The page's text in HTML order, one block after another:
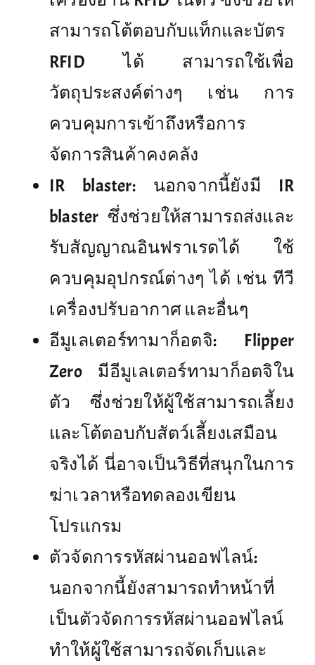
สามารถโต้ตอบกับแท็กและบัตร
RFID ได้ สามารถใช้เพื่อ
วัตถุประสงค์ต่างๆ เช่น การ
ควบคุมการเข้าถึงหรือการ
จัดการสินค้าคงคลัง
IR blaster: นอกจากนี้ยังมี IR
blaster ซึ่งช่วยให้สามารถส่งและ
รับสัญญาณอินฟราเรดได้ ใช้
ควบคุมอุปกรณ์ต่างๆ ได้ เช่น ทีวี
เครื่องปรับอากาศ และอื่นๆ
อีมูเลเตอร์ทามาก็อตจิ: Flipper
Zero มีอีมูเลเตอร์ทามาก็อตจิใน
ตัว ซึ่งช่วยให้ผู้ใช้สามารถเลี้ยง
และโต้ตอบกับสัตว์เลี้ยงเสมือน
จริงได้ นี่อาจเป็นวิธีที่สนุกในการ
ฆ่าเวลาหรือทดลองเขียน
โปรแกรม
ตัวจัดการรหัสผ่านออฟไลน์:
นอกจากนี้ยังสามารถทำหน้าที่
เป็นตัวจัดการรหัสผ่านออฟไลน์
ทำให้ผู้ใช้สามารถจัดเก็บและ